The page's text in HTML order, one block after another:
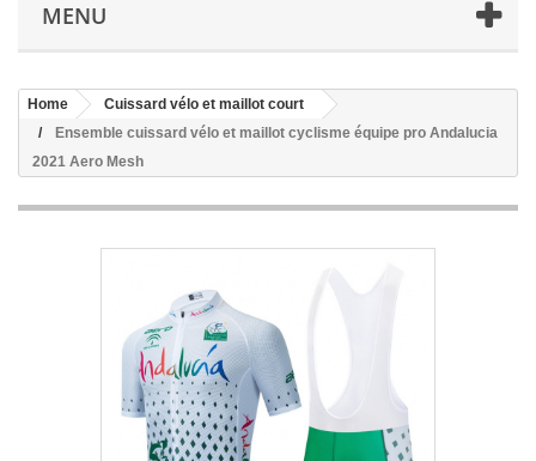
MENU
Home
Cuissard vélo et maillot court
Ensemble cuissard vélo et maillot cyclisme équipe pro Andalucia
2021 Aero Mesh